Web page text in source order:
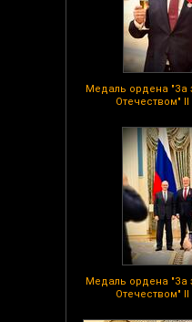
Медаль ордена "За
Отечеством" II
Медаль ордена "За
Отечеством" II